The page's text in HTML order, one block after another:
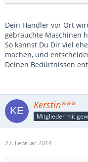
Dein Händler vor Ort
gebrauchte Maschinen
So kannst Du Dir viel
machen, und
Deinen Bedürfnissen
Kerstin***
27. Februar 2014